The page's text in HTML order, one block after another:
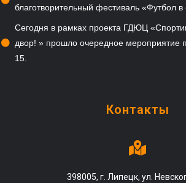
благотворительный фестиваль «Футбол в
Сегодня в рамках проекта ГДЮЦ
двор! » прошло очередное мероприятие
15.
Контакты
398005, г. Липецк, ул.